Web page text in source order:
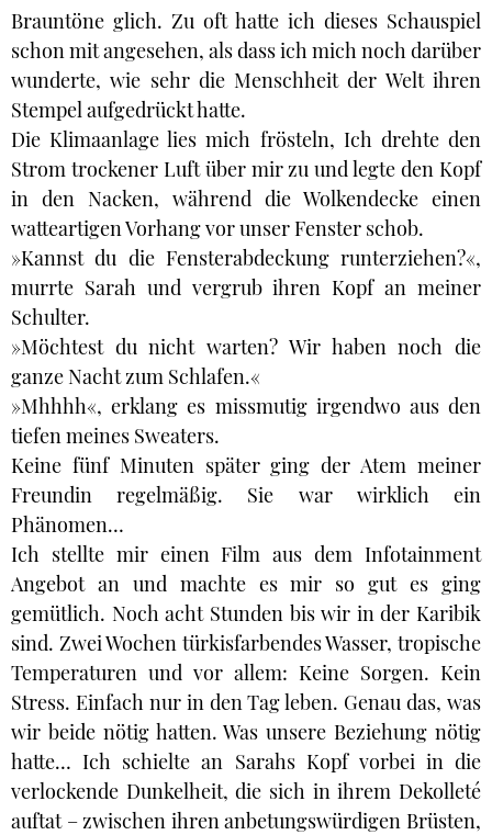
Brauntöne glich. Zu oft hatte ich dieses Schauspiel
schon mit angesehen, als dass ich mich noch darüber
wunderte, wie sehr die Menschheit der Welt ihren
Stempel aufgedrückt hatte.
Die Klimaanlage lies mich frösteln, Ich drehte den
Strom trockener Luft über mir zu und legte den Kopf
in den Nacken, während die Wolkendecke einen
watteartigen Vorhang vor unser Fenster schob.
»Kannst du die Fensterabdeckung runterziehen?«,
murrte Sarah und vergrub ihren Kopf an meiner
Schulter.
»Möchtest du nicht warten? Wir haben noch die
ganze Nacht zum Schlafen.«
»Mhhhh«, erklang es missmutig irgendwo aus den
tiefen meines Sweaters.
Keine fünf Minuten später ging der Atem meiner
Freundin regelmäßig. Sie war wirklich ein
Phänomen…
Ich stellte mir einen Film aus dem Infotainment
Angebot an und machte es mir so gut es ging
gemütlich. Noch acht Stunden bis wir in der Karibik
sind. Zwei Wochen türkisfarbendes Wasser, tropische
Temperaturen und vor allem: Keine Sorgen. Kein
Stress. Einfach nur in den Tag leben. Genau das, was
wir beide nötig hatten. Was unsere Beziehung nötig
hatte… Ich schielte an Sarahs Kopf vorbei in die
verlockende Dunkelheit, die sich in ihrem Dekolleté
auftat – zwischen ihren anbetungswürdigen Brüsten,